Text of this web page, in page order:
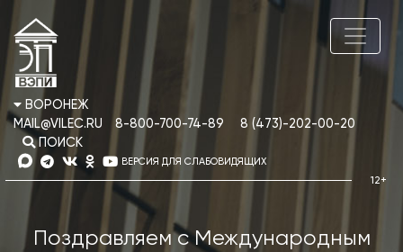
ВОРОНЕЖ
MAIL@VILEC.RU
8-800-700-74-89
8 (473)-202-00-20
ПОИСК
ВЕРСИЯ ДЛЯ СЛАБОВИДЯЩИХ
Поздравляем с Международным